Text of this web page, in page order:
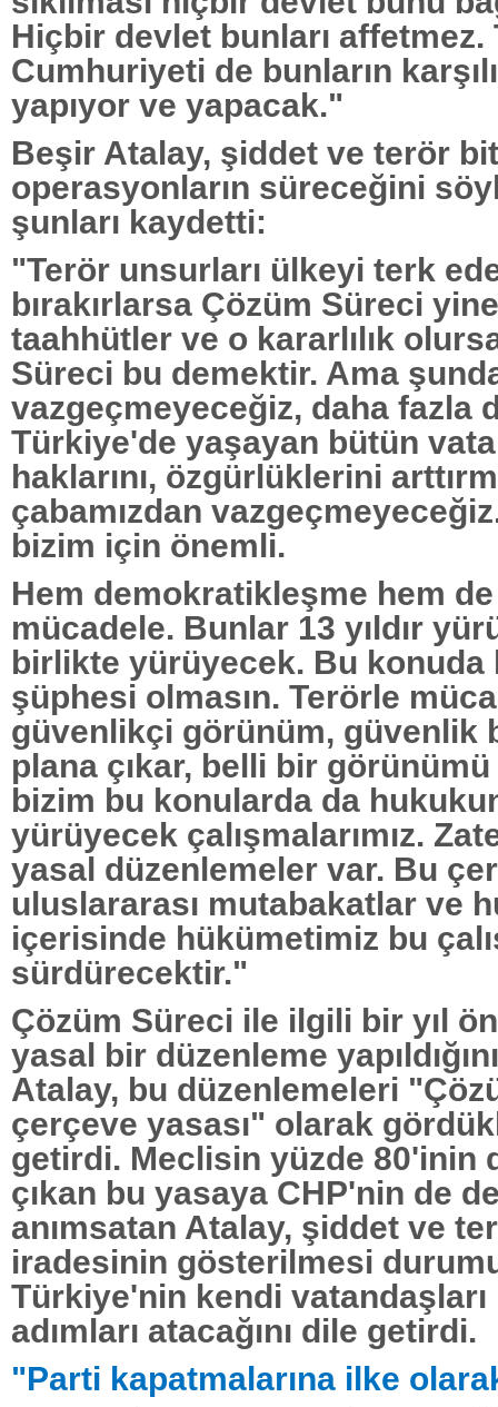
Hiçbir devlet bunları affetmez.
Cumhuriyeti de bunların
yapıyor ve yapacak."
Beşir Atalay, şiddet ve terör
operasyonların süreceğini
şunları kaydetti:
"Terör unsurları ülkeyi terk
bırakırlarsa Çözüm Süreci
taahhütler ve o kararlılık
Süreci bu demektir. Ama
vazgeçmeyeceğiz, daha fazla
Türkiye'de yaşayan bütün
haklarını, özgürlüklerini
çabamızdan
bizim için önemli.
Hem demokratikleşme hem
mücadele. Bunlar 13 yıldır
birlikte yürüyecek. Bu konuda
şüphesi olmasın. Terörle
güvenlikçi görünüm, güvenlik
plana çıkar, belli bir
bizim bu konularda da
yürüyecek çalışmalarımız.
yasal düzenlemeler var. Bu
uluslararası mutabakatlar ve
içerisinde hükümetimiz bu
sürdürecektir."
Çözüm Süreci ile ilgili bir yıl
yasal bir düzenleme
Atalay, bu düzenlemeleri
çerçeve yasası" olarak
getirdi. Meclisin yüzde 80'inin
çıkan bu yasaya CHP'nin de
anımsatan Atalay, şiddet ve
iradesinin gösterilmesi
Türkiye'nin kendi
adımları atacağını dile getirdi.
"Parti kapatmalarına ilke